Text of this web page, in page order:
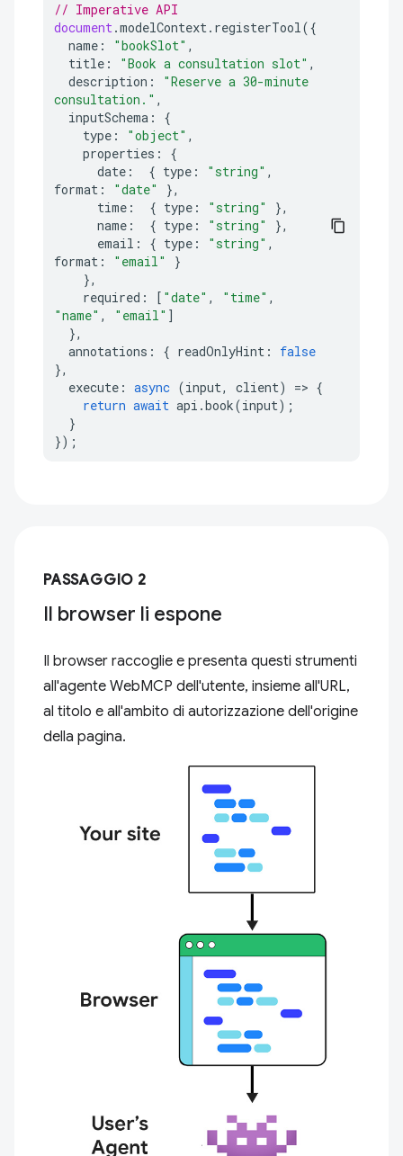
// Imperative API
document.modelContext. registerTool({
name : "bookSlot" ,
title : "Book a consultation slot" ,
description :
"Reserve a 30-minute
consultation." ,
inputSchema :
{
type : "object" ,
properties :
{
date : { type : "string" ,
format : "date"
},
time : { type : "string"
},
name : { type : "string"
},
email : { type : "string" ,
format : "email"
}
},
required : [ "date" , "time" ,
"name" , "email" ]
},
annotations : { readOnlyHint :
false
},
execute : async (input, client) => {
return await api .book(input);
}
});
PASSAGGIO 2
Il browser li espone
Il browser raccoglie e presenta questi strumenti
all'agente WebMCP dell'utente, insieme all'URL,
al titolo e all'ambito di autorizzazione dell'origine
della pagina.